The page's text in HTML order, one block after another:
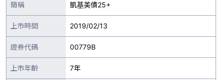
簡稱 凱基美債25+
上市時間 2019/02/13
證券代碼 00779B
上市年齡 7年